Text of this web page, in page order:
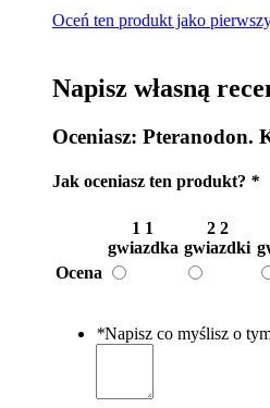
Oceń ten produkt jako
Napisz własną
Oceniasz: Pteranodon.
Jak oceniasz ten produkt? *
1 1
gwiazdka
2 2
gwiazdki
Ocena
*Napisz co myślisz o